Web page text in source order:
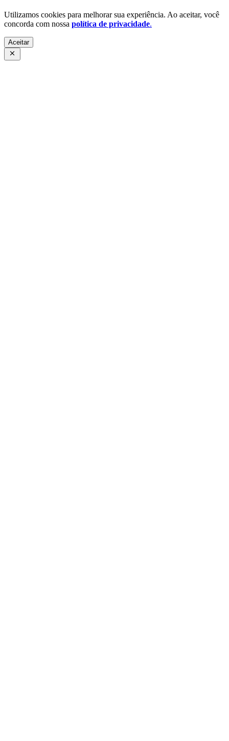
Utilizamos cookies para melhorar sua experiência. Ao aceitar, você
concorda com nossa política de privacidade.
Aceitar